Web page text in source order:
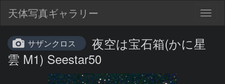
天体写真ギャラリー
サザンクロス
夜空は宝石箱(かに星
雲 M1) Seestar50